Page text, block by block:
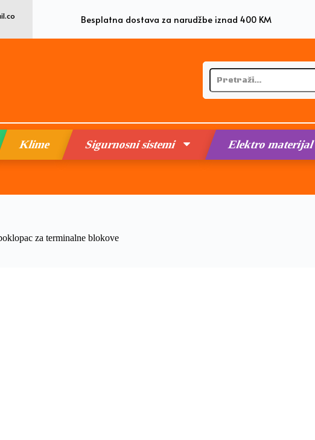
Besplatna dostava za narudžbe iznad 400 KM
Klime Sigurnosni sistemi Elektro materijal
za terminalne blokove